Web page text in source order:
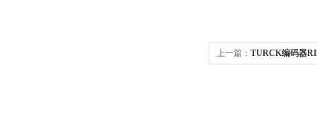
上一篇： TURCK编码器